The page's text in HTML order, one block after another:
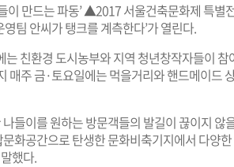
만드는 파동’ ▲2017 서울건축문화제 특별
팀 안씨가 탱크를 계측한다’가 열린다.
친환경 도시농부와 지역 청년창작자들이 참
매주 금·토요일에는 먹을거리와 핸드메이드
들이를 원하는 방문객들의 발길이 끊이지 않
화공간으로 탄생한 문화비축기지에서 다양
했다.